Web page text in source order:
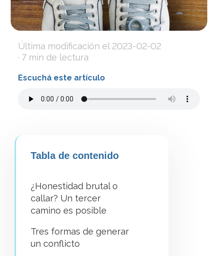
Última modificación el 2023-02-02
· 7 min de lectura
Escuchá este artículo
Tabla de contenido
¿Honestidad brutal o
callar? Un tercer
camino es posible
Tres formas de generar
un conflicto